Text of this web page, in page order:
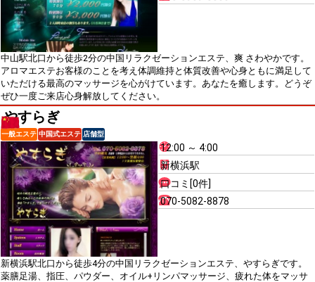
中山駅北口から徒歩2分の中国リラクゼーションエステ、爽 さわやかです。
アロマエステお客様のことを考え体調維持と体質改善や心身ともに満足して
いただける最高のマッサージを心がけています。あなたを癒します。どうぞ
ぜひ一度ご来店心身解放してください。
やすらぎ
一般エステ 中国式エステ 店舗型
12:00 ～ 4:00
新横浜駅
口コミ[0件]
070-5082-8878
新横浜駅北口から徒歩4分の中国リラクゼーションエステ、やすらぎです。
薬膳足湯、指圧、パウダー、オイル+リンパマッサージ、疲れた体をマッサ